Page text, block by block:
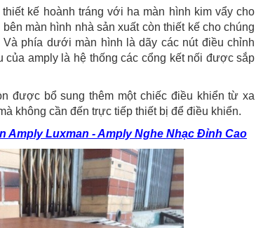
kế hoành tráng với ha màn hình kim vẩy cho
màn hình nhà sản xuất còn thiết kế cho chúng
phía dưới màn hình là dãy các nút điều chỉnh
của amply là hệ thống các cổng kết nối được sắp
được bổ sung thêm một chiếc điều khiển từ xa
không cần đến trực tiếp thiết bị để điều khiển.
Amply Luxman - Amply Nghe Nhạc Đỉnh Cao